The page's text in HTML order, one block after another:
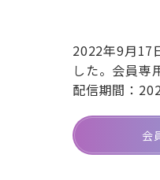
2022年9月17
した。会員専
配信期間：
会